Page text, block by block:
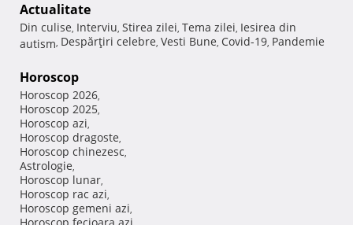
Actualitate
Din culise, Interviu, Stirea zilei, Tema zilei, Iesirea din
autism, Despărţiri celebre, Vesti Bune, Covid-19, Pandemie
Horoscop
Horoscop 2026,
Horoscop 2025,
Horoscop azi,
Horoscop dragoste,
Horoscop chinezesc,
Astrologie,
Horoscop lunar,
Horoscop rac azi,
Horoscop gemeni azi,